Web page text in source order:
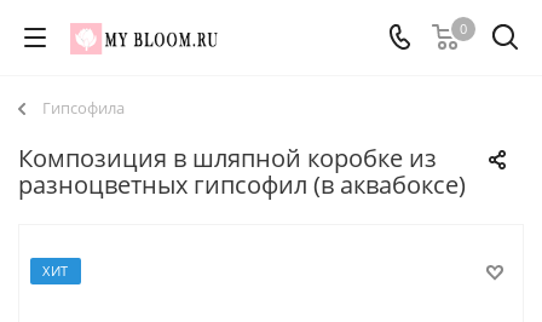
0
Гипсофила
Композиция в шляпной коробке из
разноцветных гипсофил (в аквабоксе)
ХИТ